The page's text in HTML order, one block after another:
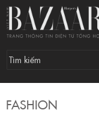
FASHION